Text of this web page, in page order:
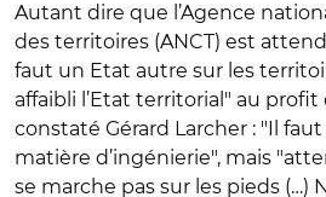
Autant dire que l’Agence
des territoires (ANCT) est
faut un Etat autre sur les
affaibli l’Etat territorial" au profit
constaté Gérard Larcher : "Il
matière d’ingénierie", mais
se marche pas sur les pieds (…)